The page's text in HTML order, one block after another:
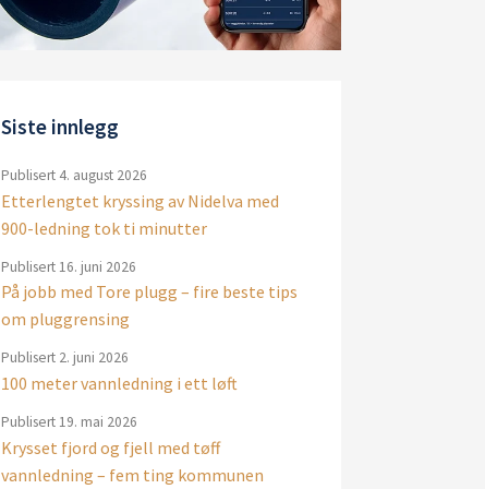
Siste innlegg
Etterlengtet kryssing av Nidelva med
900-ledning tok ti minutter
Publisert 4. august 2026
På jobb med Tore plugg – fire beste tips
om pluggrensing
Publisert 16. juni 2026
100 meter vannledning i ett løft
Publisert 2. juni 2026
Krysset fjord og fjell med tøff
vannledning – fem ting kommunen
Publisert 19. mai 2026